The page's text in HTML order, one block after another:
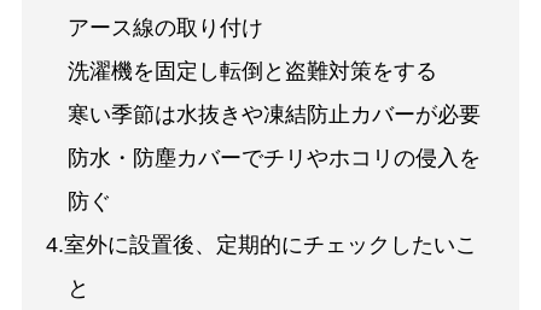
アース線の取り付け
洗濯機を固定し転倒と盗難対策をする
寒い季節は水抜きや凍結防止カバーが必要
防水・防塵カバーでチリやホコリの侵入を
防ぐ
4.室外に設置後、定期的にチェックしたいこ
と